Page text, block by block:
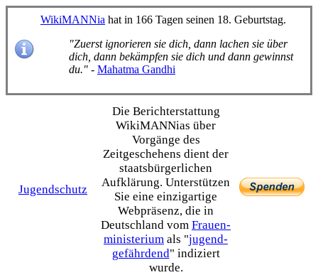
WikiMANNia hat in 166 Tagen seinen 18. Geburtstag.
"Zuerst ignorieren sie dich, dann lachen sie über
dich, dann bekämpfen sie dich und dann gewinnst
du." - Mahatma Gandhi
Jugendschutz
Die Bericht­erstattung
WikiMANNias über
Vorgänge des
Zeitgeschehens dient der
staats­bürgerlichen
Aufklärung. Unterstützen
Sie eine einzig­artige
Webpräsenz, die in
Deutschland vom Frauen­
ministerium als "jugend­
gefährdend" indiziert
wurde.